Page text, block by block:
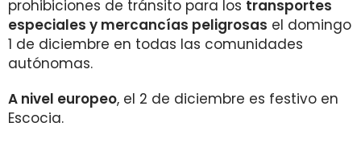
prohibiciones de tránsito para los transportes
especiales y mercancías peligrosas el domingo
1 de diciembre en todas las comunidades
autónomas.
A nivel europeo, el 2 de diciembre es festivo en
Escocia.